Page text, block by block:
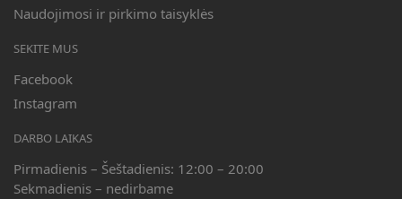
Naudojimosi ir pirkimo taisyklės
SEKITE MUS
Facebook
Instagram
DARBO LAIKAS
Pirmadienis – Šeštadienis: 12:00 – 20:00
Sekmadienis – nedirbame